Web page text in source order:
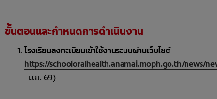
ขั้นตอนและกำหนดการดำเนินงาน
โรงเรียนลงทะเบียนเข้าใช้งานระบบผ่านเว็บไซต์
https://schooloralhealth.anamai.moph.go.th/news/
- มิ.ย. 69)